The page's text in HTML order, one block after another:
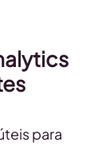
para